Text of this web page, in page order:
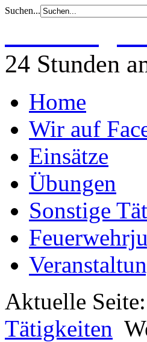
Suchen...
24 Stunden
Home
Wir auf
Einsätze
Übungen
Sonstige
Aktuelle Seite:
Tätigkeiten